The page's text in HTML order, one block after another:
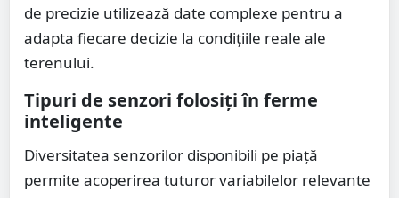
de precizie utilizează date complexe pentru a
adapta fiecare decizie la condițiile reale ale
terenului.
Tipuri de senzori folosiți în ferme
inteligente
Diversitatea senzorilor disponibili pe piață
permite acoperirea tuturor variabilelor relevante